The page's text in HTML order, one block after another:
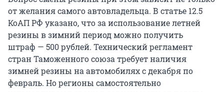
от желания самого автовладельца. В статье 12.5
КоАП РФ указано, что за использование летней
резины в зимний период можно получить
штраф — 500 рублей. Технический регламент
стран Таможенного союза требует наличия
зимней резины на автомобилях с декабря по
февраль. Но регионы самостоятельно